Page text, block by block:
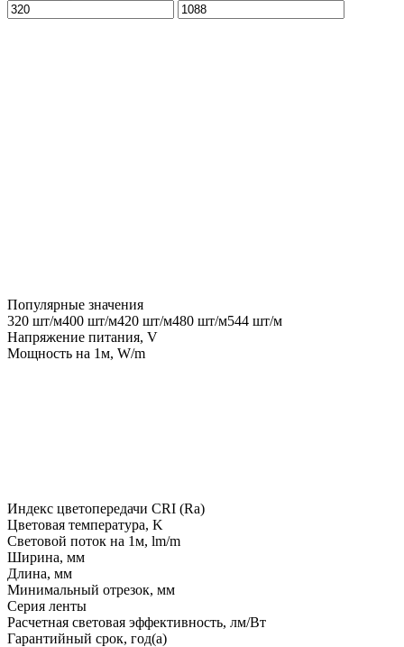
Популярные значения
320 шт/м400 шт/м420 шт/м480 шт/м544 шт/м
Напряжение питания, V
Мощность на 1м, W/m
Индекс цветопередачи CRI (Ra)
Цветовая температура, K
Световой поток на 1м, lm/m
Ширина, мм
Длина, мм
Минимальный отрезок, мм
Серия ленты
Расчетная световая эффективность, лм/Вт
Гарантийный срок, год(а)